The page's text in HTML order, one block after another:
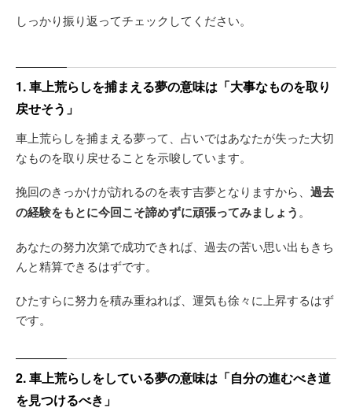
しっかり振り返ってチェックしてください。
1. 車上荒らしを捕まえる夢の意味は「大事なものを取り
戻せそう」
車上荒らしを捕まえる夢って、占いではあなたが失った大切
なものを取り戻せることを示唆しています。
挽回のきっかけが訪れるのを表す吉夢となりますから、 過去
の経験をもとに今回こそ諦めずに頑張ってみましょう 。
あなたの努力次第で成功できれば、過去の苦い思い出もきち
んと精算できるはずです。
ひたすらに努力を積み重ねれば、運気も徐々に上昇するはず
です。
2. 車上荒らしをしている夢の意味は「自分の進むべき道
を見つけるべき」